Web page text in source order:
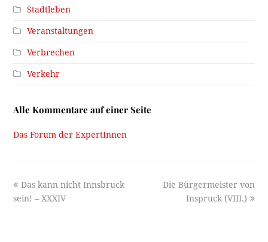
Stadtleben
Veranstaltungen
Verbrechen
Verkehr
Alle Kommentare auf einer Seite
Das Forum der ExpertInnen
previous
post:
Das kann nicht Innsbruck
sein! – XXXIV
next
Die Bürgermeister von
Inspruck (VIII.)